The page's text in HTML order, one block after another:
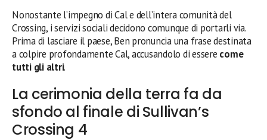
Nonostante l’impegno di Cal e dell’intera comunità del
Crossing, i servizi sociali decidono comunque di portarli via.
Prima di lasciare il paese, Ben pronuncia una frase destinata
a colpire profondamente Cal, accusandolo di essere come
tutti gli altri.
La cerimonia della terra fa da
sfondo al finale di Sullivan’s
Crossing 4